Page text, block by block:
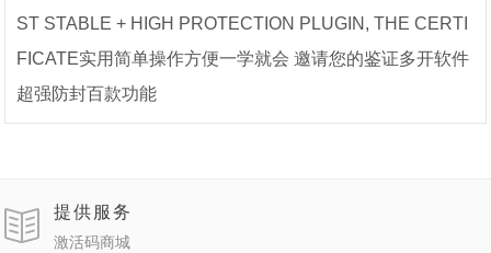
ST STABLE + HIGH PROTECTION PLUGIN, THE CERTI
FICATE实用简单操作方便一学就会 邀请您的鉴证多开软件
超强防封百款功能
提供服务
激活码商城